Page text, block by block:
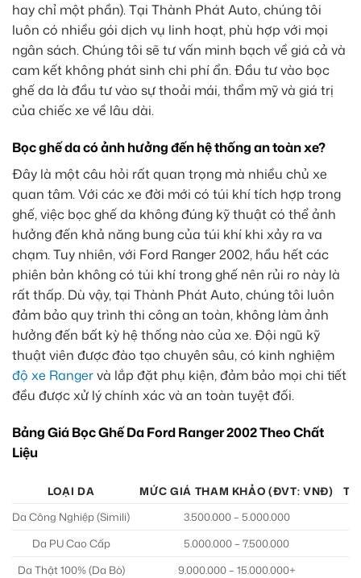
hay chỉ một phần). Tại Thành Phát Auto, chúng tôi
luôn có nhiều gói dịch vụ linh hoạt, phù hợp với mọi
ngân sách. Chúng tôi sẽ tư vấn minh bạch về giá cả và
cam kết không phát sinh chi phí ẩn. Đầu tư vào bọc
ghế da là đầu tư vào sự thoải mái, thẩm mỹ và giá trị
của chiếc xe về lâu dài.
Bọc ghế da có ảnh hưởng đến hệ thống an toàn xe?
Đây là một câu hỏi rất quan trọng mà nhiều chủ xe
quan tâm. Với các xe đời mới có túi khí tích hợp trong
ghế, việc bọc ghế da không đúng kỹ thuật có thể ảnh
hưởng đến khả năng bung của túi khí khi xảy ra va
chạm. Tuy nhiên, với Ford Ranger 2002, hầu hết các
phiên bản không có túi khí trong ghế nên rủi ro này là
rất thấp. Dù vậy, tại Thành Phát Auto, chúng tôi luôn
đảm bảo quy trình thi công an toàn, không làm ảnh
hưởng đến bất kỳ hệ thống nào của xe. Đội ngũ kỹ
thuật viên được đào tạo chuyên sâu, có kinh nghiệm
độ xe Rangervà lắp đặt phụ kiện, đảm bảo mọi chi tiết
đều được xử lý chính xác và an toàn tuyệt đối.
Bảng Giá Bọc Ghế Da Ford Ranger 2002 Theo Chất
Liệu
LOẠI DA MỨC GIÁ THAM KHẢO (ĐVT: VNĐ)
Da Công Nghiệp (Simili)
3.500.000 – 5.000.000
Da PU Cao Cấp
5.000.000 – 7.500.000
Da Thật 100% (Da Bò)
9.000.000 – 15.000.000+